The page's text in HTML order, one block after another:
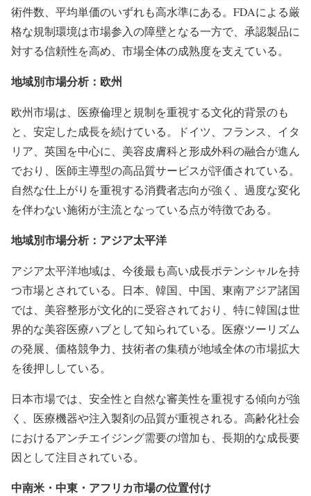
術件数、平均単価のいずれも高水準にある。FDAによる厳
格な規制環境は市場参入の障壁となる一方で、承認製品に
対する信頼性を高め、市場全体の成熟度を支えている。
地域別市場分析：欧州
欧州市場は、医療倫理と規制を重視する文化的背景のも
と、安定した成長を続けている。ドイツ、フランス、イタ
リア、英国を中心に、美容皮膚科と形成外科の融合が進ん
でおり、医師主導型の高品質サービスが評価されている。
自然な仕上がりを重視する消費者志向が強く、過度な変化
を伴わない施術が主流となっている点が特徴である。
地域別市場分析：アジア太平洋
アジア太平洋地域は、今後最も高い成長ポテンシャルを持
つ市場とされている。日本、韓国、中国、東南アジア諸国
では、美容整形が文化的に受容されており、特に韓国は世
界的な美容医療ハブとして知られている。医療ツーリズム
の発展、価格競争力、技術者の集積が地域全体の市場拡大
を後押ししている。
日本市場では、安全性と自然な審美性を重視する傾向が強
く、医療機器や注入製剤の品質が重視される。高齢化社会
におけるアンチエイジング需要の増加も、長期的な成長要
因として注目されている。
中南米・中東・アフリカ市場の位置付け